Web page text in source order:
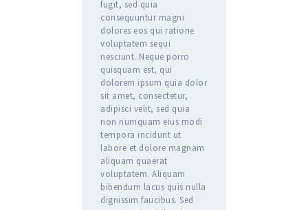
fugit, sed quia
consequuntur magni
dolores eos qui ratione
voluptatem sequi
nesciunt. Neque porro
quisquam est, qui
dolorem ipsum quia dolor
sit amet, consectetur,
adipisci velit, sed quia
non numquam eius modi
tempora incidunt ut
labore et dolore magnam
aliquam quaerat
voluptatem. Aliquam
bibendum lacus quis nulla
dignissim faucibus. Sed